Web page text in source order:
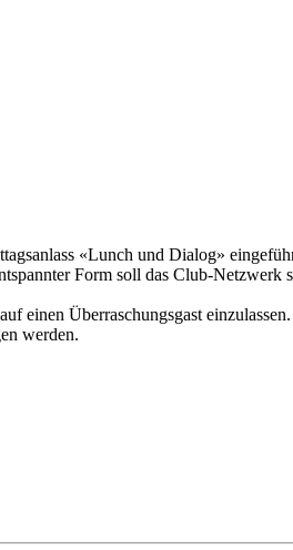
«Lunch und Dialog»
Form soll das Club-Netzwerk
einen Überraschungsgast
werden.